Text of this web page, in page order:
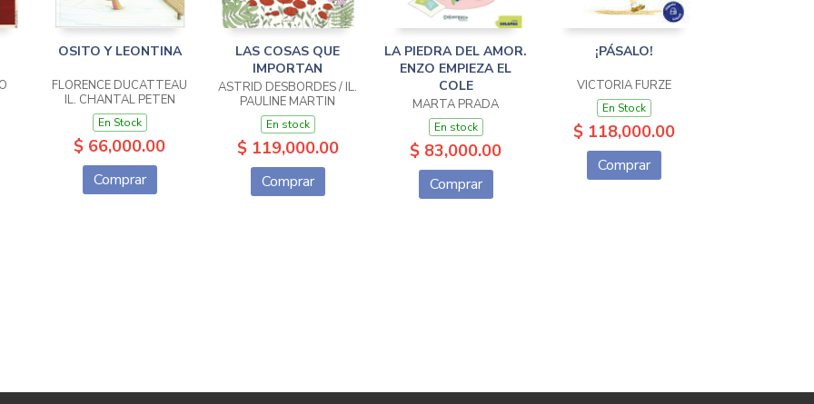
OSITO Y LEONTINA
FLORENCE DUCATTEAU
IL. CHANTAL PETEN
En Stock
$ 66,000.00
Comprar
LAS COSAS QUE
IMPORTAN
ASTRID DESBORDES / IL.
PAULINE MARTIN
En stock
$ 119,000.00
Comprar
LA PIEDRA DEL AMOR.
ENZO EMPIEZA EL
COLE
MARTA PRADA
En stock
$ 83,000.00
Comprar
¡PÁSALO!
VICTORIA FURZE
En Stock
$ 118,000.00
Comprar